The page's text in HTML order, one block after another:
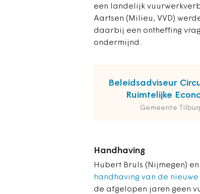
een landelijk
Aartsen (Milieu, VVD)
daarbij een ontheffing
ondermijnd.
Beleidsadviseur
Ruimtelijke
Gemeente
Handhaving
Hubert Bruls (Nijmegen)
handhaving van de
de afgelopen jaren geen